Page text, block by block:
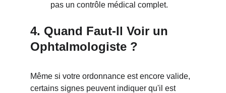
pas un contrôle médical complet.
4. Quand Faut-Il Voir un
Ophtalmologiste ?
Même si votre ordonnance est encore valide,
certains signes peuvent indiquer qu'il est